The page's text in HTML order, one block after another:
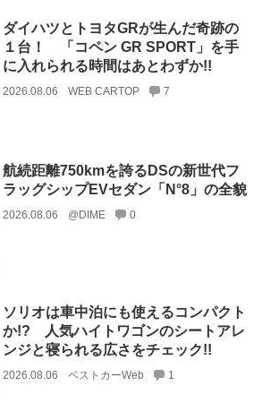
ダイハツとトヨタGRが生んだ奇跡の
１台！ 「コペン GR SPORT」を手
に入れられる時間はあとわずか!!
2026.08.06 WEB CARTOP 7
航続距離750kmを誇るDSの新世代フ
ラッグシップEVセダン「N°8」の全貌
2026.08.06 @DIME 0
ソリオは車中泊にも使えるコンパクト
か!? 人気ハイトワゴンのシートアレ
ンジと寝られる広さをチェック!!
2026.08.06 ベストカーWeb 1